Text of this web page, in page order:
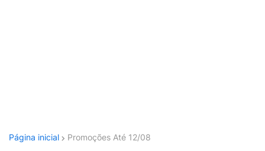
Página inicial Promoções Até 12/08